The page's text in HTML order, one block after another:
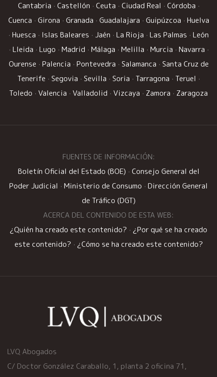
Cantabria · Castellón · Ceuta · Ciudad Real · Córdoba ·
Cuenca · Girona · Granada · Guadalajara · Guipúzcoa · Huelva
· Huesca · Islas Baleares · Jaén · La Rioja · Las Palmas · León
· Lleida · Lugo · Madrid · Málaga · Melilla · Murcia · Navarra ·
Ourense · Palencia · Pontevedra · Salamanca · Santa Cruz de
Tenerife · Segovia · Sevilla · Soria · Tarragona · Teruel ·
Toledo · Valencia · Valladolid · Vizcaya · Zamora · Zaragoza
FUENTES DE INFORMACIÓN:
Boletín Oficial del Estado (BOE) · Consejo General del
Poder Judicial · Ministerio de Consumo · Dirección General
de Tráfico (DGT)
ACERCA DEL CONTENIDO DE ESTA WEB:
¿Quién ha creado este contenido? · ¿Por qué se ha creado
este contenido? · ¿Cómo se ha creado este contenido?
LVQ Abogados
C/ Doctor González Caraballo, 1, planta 2 oficina 71,